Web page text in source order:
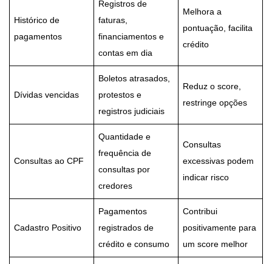
Histórico de
pagamentos
Registros de
faturas,
financiamentos e
contas em dia
Melhora a
pontuação, facilita
crédito
Dívidas vencidas
Boletos atrasados,
protestos e
registros judiciais
Reduz o score,
restringe opções
Consultas ao CPF
Quantidade e
frequência de
consultas por
credores
Consultas
excessivas podem
indicar risco
Cadastro Positivo
Pagamentos
registrados de
crédito e consumo
Contribui
positivamente para
um score melhor